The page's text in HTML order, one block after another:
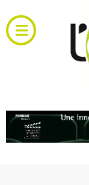
au
contenu
Toggle
Navigation
RH et emploi